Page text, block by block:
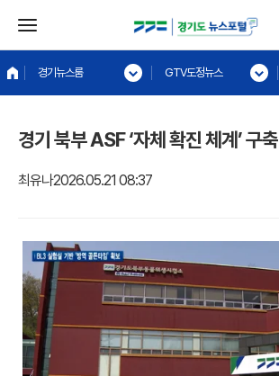
경기뉴스룸 GTV도정뉴스
경기 북부 ASF ‘자체 확진 체계’ 구축
최유나2026.05.21 08:37